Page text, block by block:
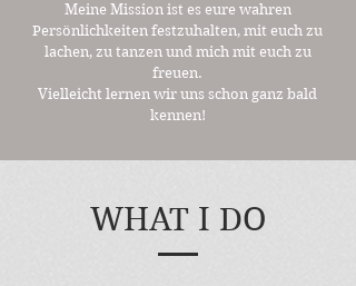
Meine Mission ist es eure wahren
Persönlichkeiten festzuhalten, mit euch zu
lachen, zu tanzen und mich mit euch zu
freuen.
Vielleicht lernen wir uns schon ganz bald
kennen!
WHAT I DO